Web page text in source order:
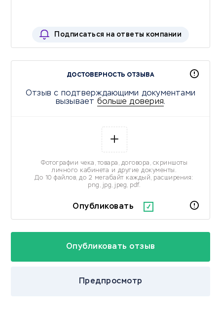
Подписаться на ответы компании
ДОСТОВЕРНОСТЬ ОТЗЫВА
Отзыв с подтверждающими документами
вызывает больше доверия.
Опубликовать
Фотографии чека, товара, договора, скриншоты
личного кабинета и другие документы.
До 10 файлов, до 2 мегабайт каждый, расширения:
png, jpg, jpeg, pdf.
Предпросмотр